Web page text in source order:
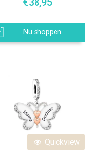
Nu shoppen
Quickview